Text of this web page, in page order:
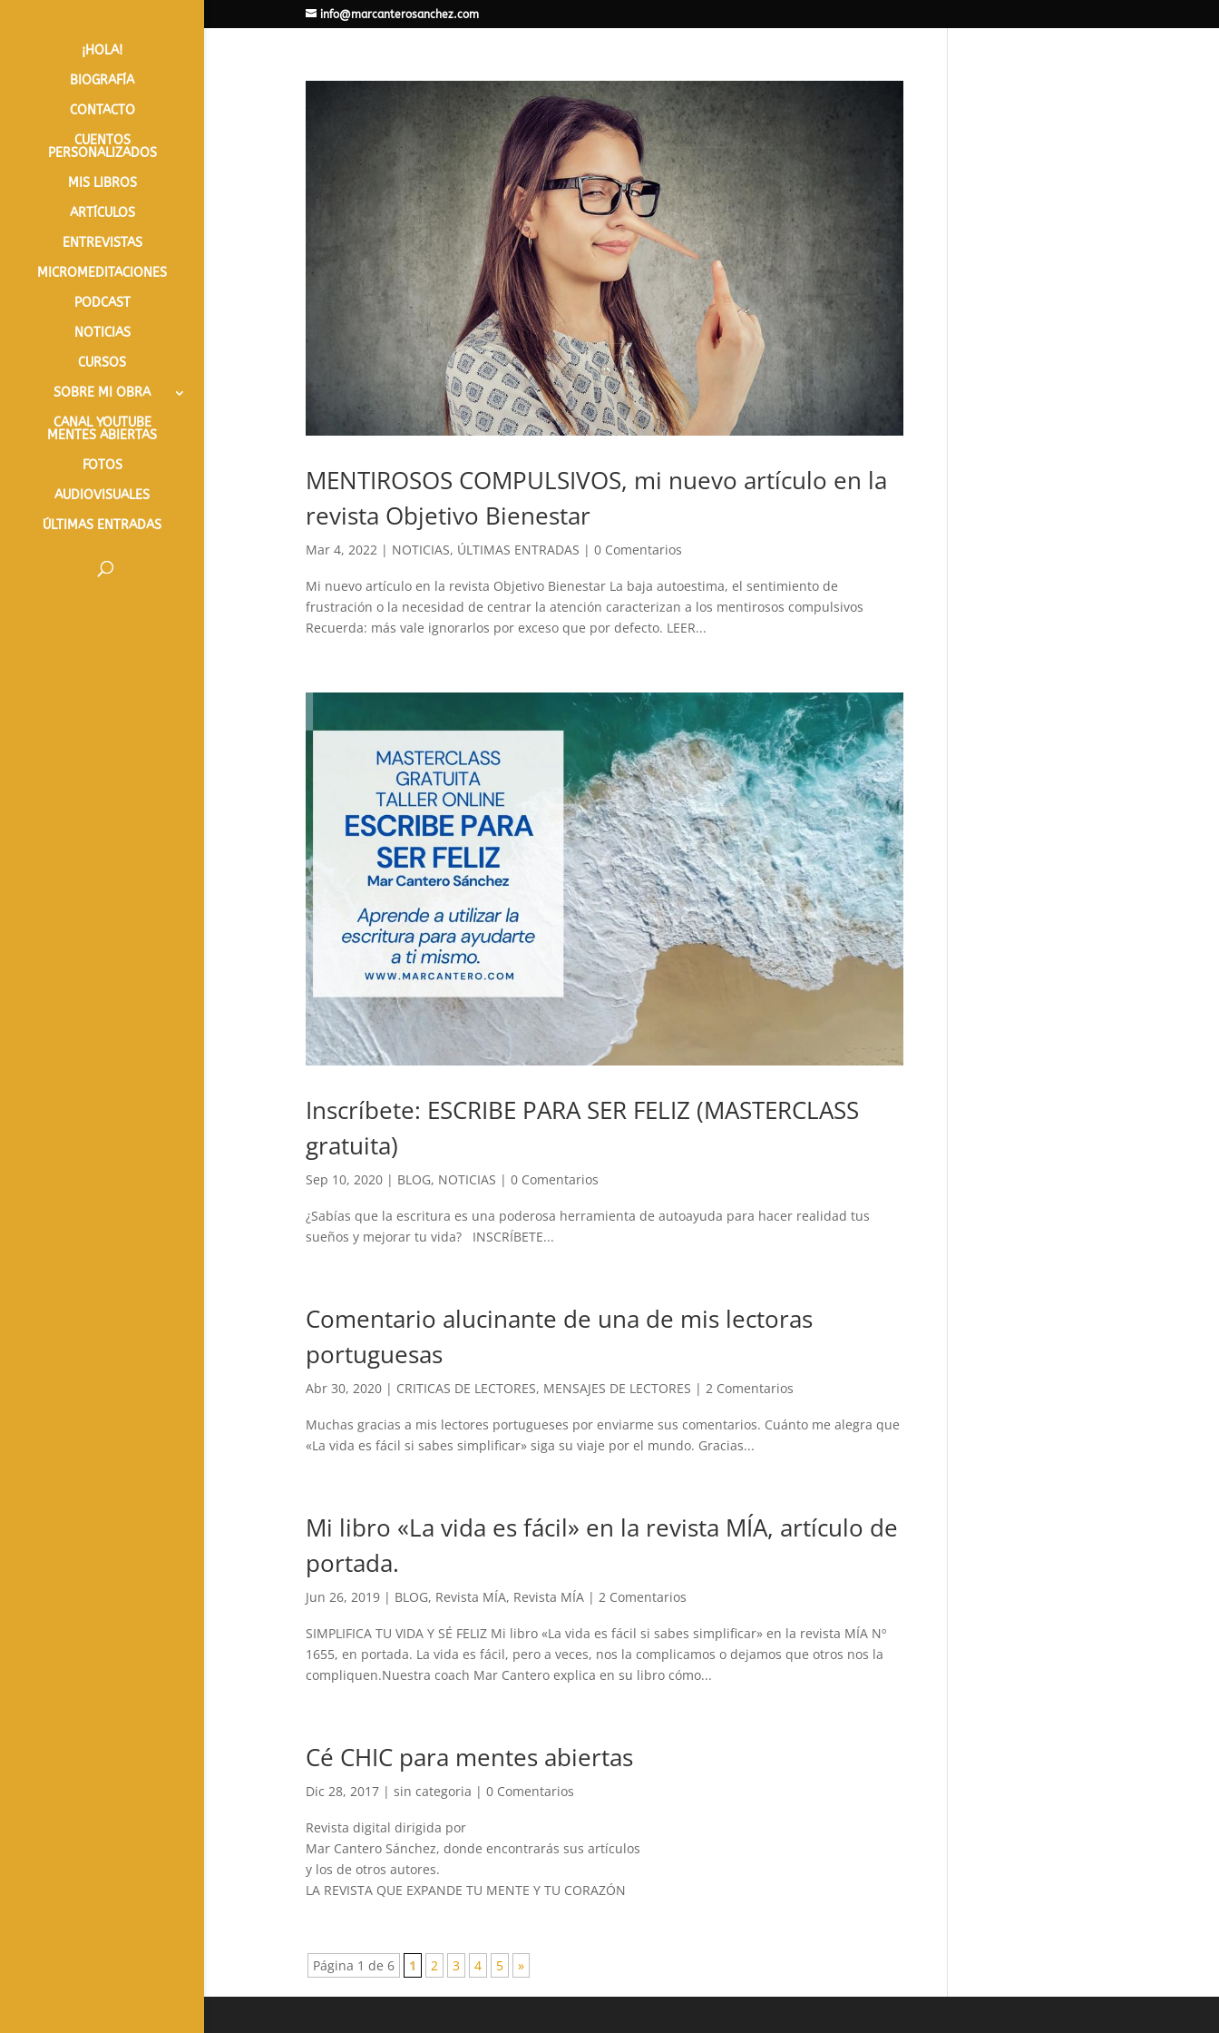
info@marcanterosanchez.com
¡HOLA!
BIOGRAFÍA
CONTACTO
CUENTOS
PERSONALIZADOS
MIS LIBROS
ARTÍCULOS
ENTREVISTAS
MICROMEDITACIONES
PODCAST
NOTICIAS
CURSOS
SOBRE MI OBRA
CANAL YOUTUBE
MENTES ABIERTAS
FOTOS
AUDIOVISUALES
ÚLTIMAS ENTRADAS
MENTIROSOS COMPULSIVOS, mi nuevo artículo en la
revista Objetivo Bienestar
Mar 4, 2022 | NOTICIAS, ÚLTIMAS ENTRADAS | 0 Comentarios
Mi nuevo artículo en la revista Objetivo Bienestar La baja autoestima, el sentimiento de
frustración o la necesidad de centrar la atención caracterizan a los mentirosos compulsivos
Recuerda: más vale ignorarlos por exceso que por defecto. LEER...
Inscríbete: ESCRIBE PARA SER FELIZ (MASTERCLASS
gratuita)
Sep 10, 2020| BLOG, NOTICIAS | 0 Comentarios
¿Sabías que la escritura es una poderosa herramienta de autoayuda para hacer realidad tus
sueños y mejorar tu vida? INSCRÍBETE...
Comentario alucinante de una de mis lectoras
portuguesas
Abr 30, 2020| CRITICAS DE LECTORES, MENSAJES DE LECTORES | 2 Comentarios
Muchas gracias a mis lectores portugueses por enviarme sus comentarios. Cuánto me alegra que
«La vida es fácil si sabes simplificar» siga su viaje por el mundo. Gracias...
Mi libro «La vida es fácil» en la revista MÍA, artículo de
portada.
Jun 26, 2019| BLOG, Revista MÍA, Revista MÍA| 2 Comentarios
SIMPLIFICA TU VIDA Y SÉ FELIZ Mi libro «La vida es fácil si sabes simplificar» en la revista MÍA Nº
1655, en portada. La vida es fácil, pero a veces, nos la complicamos o dejamos que otros nos la
compliquen.Nuestra coach Mar Cantero explica en su libro cómo...
Cé CHIC para mentes abiertas
Dic 28, 2017| sin categoria | 0 Comentarios
Revista digital dirigida por
Mar Cantero Sánchez, donde encontrarás sus artículos
y los de otros autores.
LA REVISTA QUE EXPANDE TU MENTE Y TU CORAZÓN
Página 1 de 6 1 2 3 4 5 »